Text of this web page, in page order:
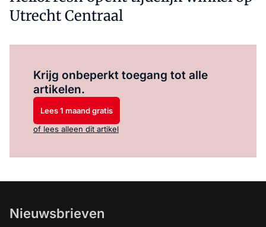
Utrecht Centraal
Krijg onbeperkt toegang tot alle
artikelen.
Lees 1 maand gratis
of lees alleen dit artikel
Nieuwsbrieven